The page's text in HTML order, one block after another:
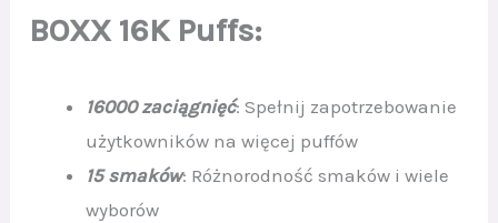
BOXX 16K Puffs:
16000 zaciągnięć: Spełnij zapotrzebowanie
użytkowników na więcej puffów
15 smaków: Różnorodność smaków i wiele
wyborów